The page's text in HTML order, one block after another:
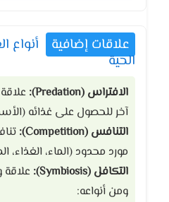
علاقات إضافية أنواع
الحية
الافتراس (Predation):
آخر للحصول على غذائه
التنافس (Competition):
مورد محدود (الماء، الغذاء،
التكافل (Symbiosis):
علاقة
ومن أنواعه: